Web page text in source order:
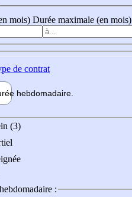
mois) Durée maximale (en mois)
de contrat
hebdomadaire
(3)
: